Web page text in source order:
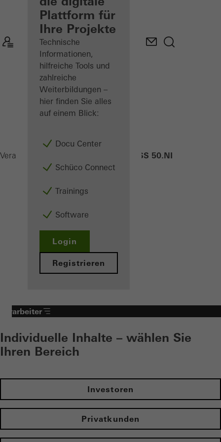
Mein
Arbeitsplatz
kennenlernen
Plattform für
Ihre Projekte
Technische
Informationen,
hilfreiche Tools und
zahlreiche
Weiterbildungen –
hier finden Sie alles
auf einem Blick:
Docu Center
Schüco Connect
Trainings
Software
Login
Registrieren
Verarbeiter ASS 50.NI
Verarbeiter
Individuelle Inhalte – wählen Sie
Ihren Bereich
Investoren
Privatkunden